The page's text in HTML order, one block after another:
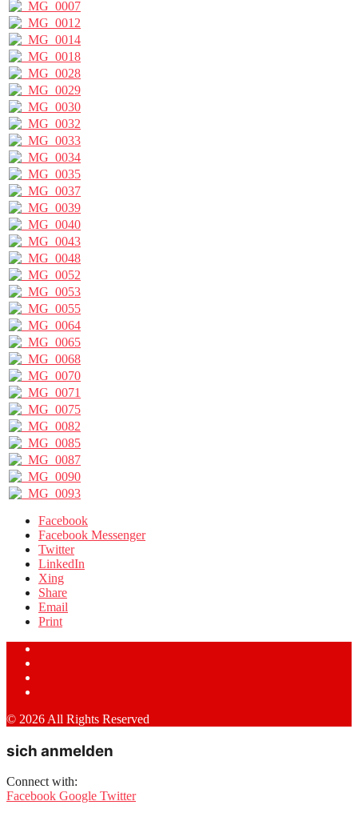
Facebook
Facebook Messenger
Twitter
LinkedIn
Xing
Share
Email
Print
© 2026 All Rights Reserved
sich anmelden
Connect with:
Facebook Google Twitter